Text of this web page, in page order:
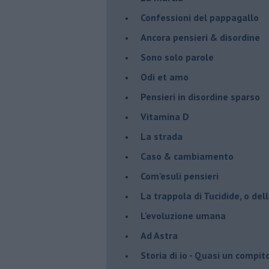
Confessioni del pappagallo
Ancora pensieri & disordine
Sono solo parole
Odi et amo
Pensieri in disordine sparso
Vitamina D
La strada
Caso & cambiamento
Com'esuli pensieri
La trappola di Tucidide, o
L'evoluzione umana
Ad Astra
Storia di io - Quasi un